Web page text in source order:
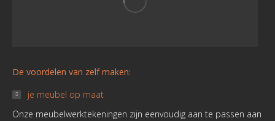
De voordelen van zelf maken:
je meubel op maat
Onze meubelwerktekeningen zijn eenvoudig aan te passen aan